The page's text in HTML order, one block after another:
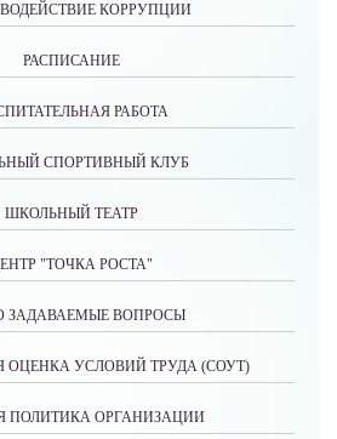
КОРРУПЦИИ
РАСПИСАНИЕ
РАБОТА
СПОРТИВНЫЙ КЛУБ
ШКОЛЬНЫЙ ТЕАТР
"ТОЧКА РОСТА"
ЗАДАВАЕМЫЕ ВОПРОСЫ
ОЦЕНКА УСЛОВИЙ ТРУДА (СОУТ)
ПОЛИТИКА ОРГАНИЗАЦИИ